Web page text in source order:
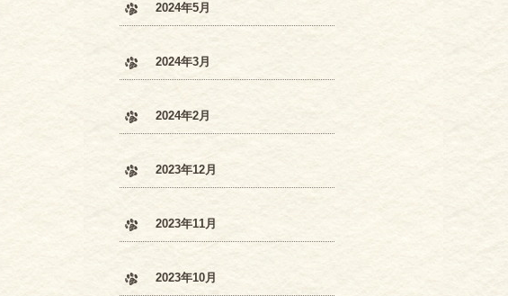
2024年5月
2024年3月
2024年2月
2023年12月
2023年11月
2023年10月